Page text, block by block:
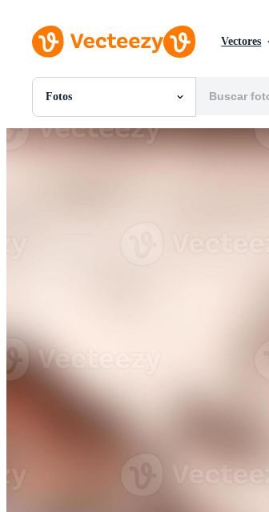
Vectores
Fotos
Todas Imágenes
Fotos